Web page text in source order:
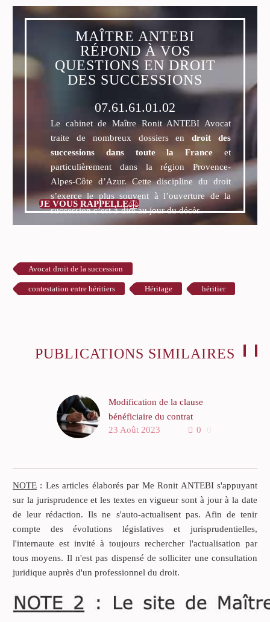
MAÎTRE ANTEBI
RÉPOND À VOS
QUESTIONS EN DROIT
DES SUCCESSIONS
07.61.61.01.02
Le cabinet de Maître Ronit ANTEBI Avocat
traite de nombreux dossiers endroit des
successions dans toute la France et
particulièrement dans la région Provence-
Alpes-Côte d’Azur. Cette discipline du droit
s’exerce le plus souvent à l’ouverture de la
succession c’est-à-dire au jour du décès.
JE VOUS RAPPELLE
Avocat droit de la succession
contestation entre héritiers Héritage héritier
PUBLICATIONS SIMILAIRES
Modification de la clause
bénéficiaire du contrat
d’assurance-vie
clause bénéficiaire du
contrat d’assurance-vie par
voie de lettre testamentaire
autonome La deuxième
chambre civile de…
0 0
23 Août 2023
NOTE : Les articles élaborés par Me Ronit ANTEBI s'appuyant
sur la jurisprudence et les textes en vigueur sont à jour à la date
de leur rédaction. Ils ne s'auto-actualisent pas. Afin de tenir
compte des évolutions législatives et jurisprudentielles,
l'internaute est invité à toujours rechercher l'actualisation par
tous moyens. Il n'est pas dispensé de solliciter une consultation
juridique auprès d'un professionnel du droit.